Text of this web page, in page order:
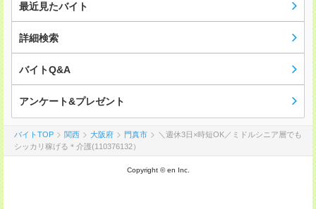
最近見たバイト
詳細検索
バイトQ&A
アンケート&プレゼント
バイトTOP 関西 大阪府 門真市
＼週休3日×時短OK／ミドルシニア層でも
シッカリ稼げる＊介護(110376132）
Copyright © en Inc.